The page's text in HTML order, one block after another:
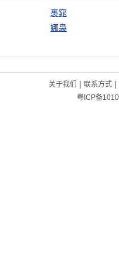
褭窕
娜袅
关于我们 | 联系方式|
粤ICP备